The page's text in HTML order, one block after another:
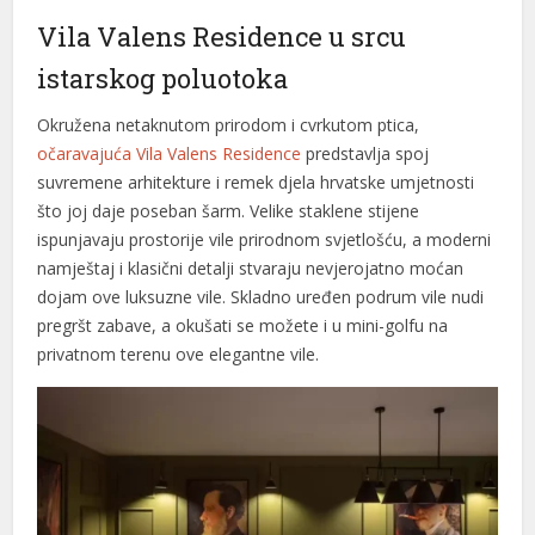
Panel
Panel
Panel
Panel
Panel
Panel
Panel
panel
Escort
Vila Valens Residence u srcu
istarskog poluotoka
Okružena netaknutom prirodom i cvrkutom ptica,
očaravajuća Vila Valens Residence predstavlja spoj
suvremene arhitekture i remek djela hrvatske umjetnosti
što joj daje poseban šarm. Velike staklene stijene
ispunjavaju prostorije vile prirodnom svjetlošću, a moderni
namještaj i klasični detalji stvaraju nevjerojatno moćan
dojam ove luksuzne vile. Skladno uređen podrum vile nudi
pregršt zabave, a okušati se možete i u mini-golfu na
privatnom terenu ove elegantne vile.